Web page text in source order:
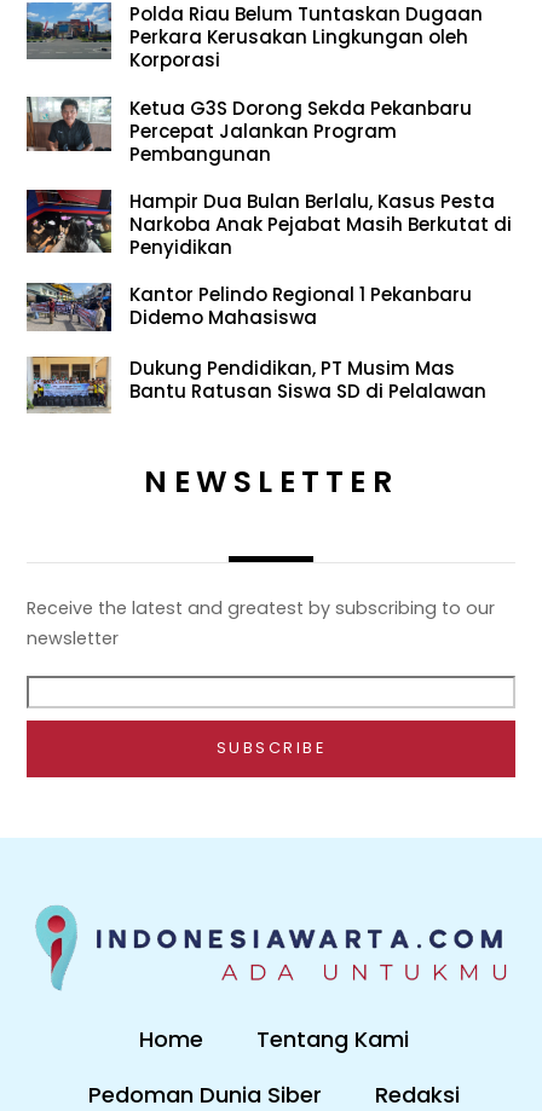
Polda Riau Belum Tuntaskan Dugaan
Perkara Kerusakan Lingkungan oleh
Korporasi
Ketua G3S Dorong Sekda Pekanbaru
Percepat Jalankan Program
Pembangunan
Hampir Dua Bulan Berlalu, Kasus Pesta
Narkoba Anak Pejabat Masih Berkutat di
Penyidikan
Kantor Pelindo Regional 1 Pekanbaru
Didemo Mahasiswa
Dukung Pendidikan, PT Musim Mas
Bantu Ratusan Siswa SD di Pelalawan
NEWSLETTER
Receive the latest and greatest by subscribing to our
newsletter
Home
Tentang Kami
Pedoman Dunia Siber
Redaksi